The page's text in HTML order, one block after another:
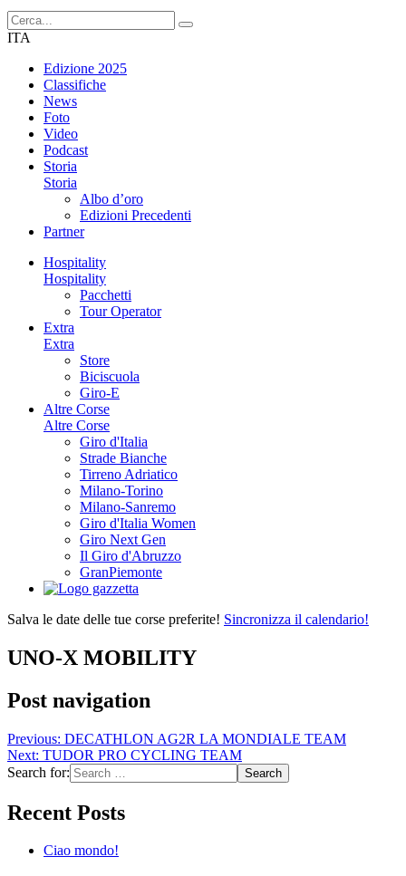
ITA
Edizione 2025
Classifiche
News
Foto
Video
Podcast
Storia
Storia
Albo d’oro
Edizioni Precedenti
Partner
Hospitality
Hospitality
Pacchetti
Tour Operator
Extra
Extra
Store
Biciscuola
Giro-E
Altre Corse
Altre Corse
Giro d'Italia
Strade Bianche
Tirreno Adriatico
Milano-Torino
Milano-Sanremo
Giro d'Italia Women
Giro Next Gen
Il Giro d'Abruzzo
GranPiemonte
Salva le date delle tue corse preferite! Sincronizza il calendario!
UNO-X MOBILITY
Post navigation
Previous: DECATHLON AG2R LA MONDIALE TEAM
Next: TUDOR PRO CYCLING TEAM
Search for:
Recent Posts
Ciao mondo!